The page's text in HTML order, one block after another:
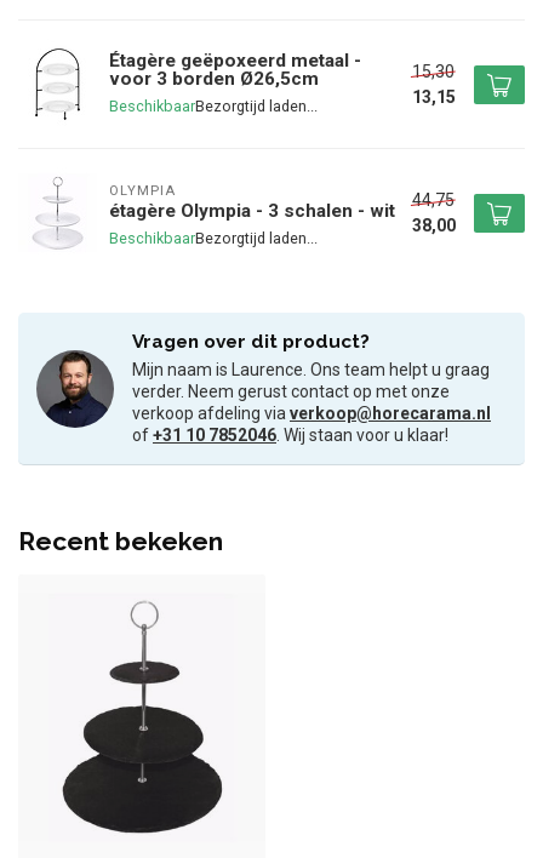
Étagère geëpoxeerd metaal -
voor 3 borden Ø26,5cm
Beschikbaar
15,30
13,15
OLYMPIA
étagère Olympia - 3 schalen - wit
Beschikbaar
44,75
38,00
Vragen over dit product?
Mijn naam is Laurence. Ons team helpt u graag
verder. Neem gerust contact op met onze
verkoop afdeling viaverkoop@horecarama.nl
of+31 10 7852046. Wij staan voor u klaar!
Recent bekeken